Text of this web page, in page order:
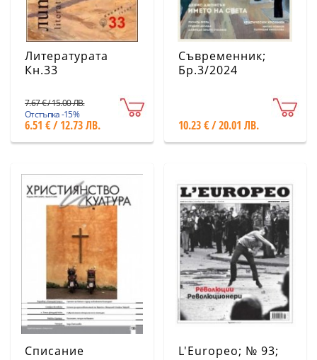
Литературата
Кн.33
7.67 € / 15.00 ЛВ.
Отстъпка -15%
6.51 € / 12.73 ЛВ.
Съвременник;
Бр.3/2024
10.23 € / 20.01 ЛВ.
Списание
L'Europeo; № 93;